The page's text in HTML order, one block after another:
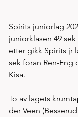
Spirits juniorlag
juniorklasen 49
etter gikk Spirits jr
sek foran Ren-Eng
Kisa.
To av lagets
der Veen